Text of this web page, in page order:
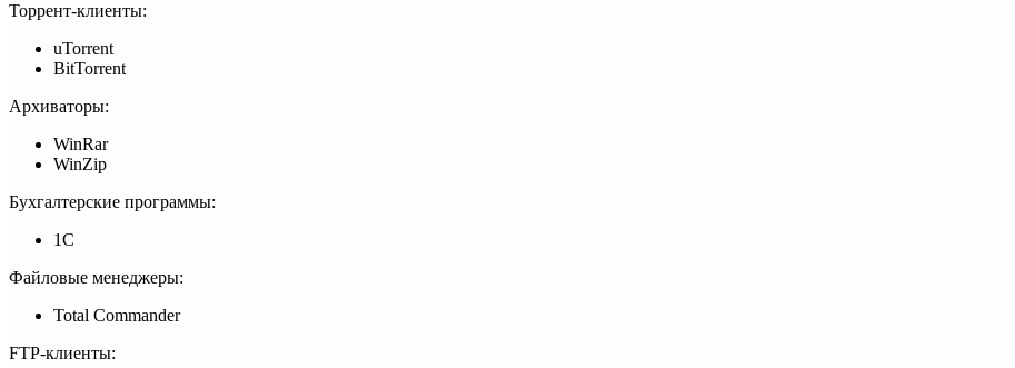
Торрент-клиенты:
uTorrent
BitTorrent
Архиваторы:
WinRar
WinZip
Бухгалтерские программы:
1С
Файловые менеджеры:
Total Commander
FTP-клиенты: